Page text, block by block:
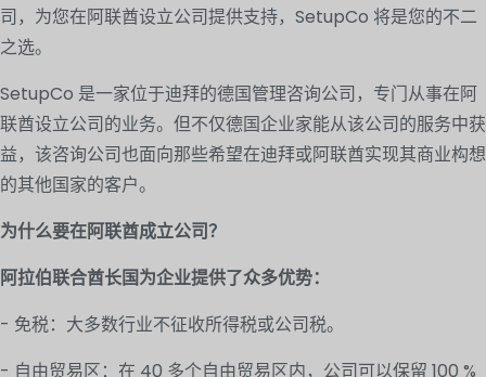
司，为您在阿联酋设立公司提供支持，SetupCo 将是您的不二
之选。
SetupCo 是一家位于迪拜的德国管理咨询公司，专门从事在阿
联酋设立公司的业务。但不仅德国企业家能从该公司的服务中获
益，该咨询公司也面向那些希望在迪拜或阿联酋实现其商业构想
的其他国家的客户。
为什么要在阿联酋成立公司？
阿拉伯联合酋长国为企业提供了众多优势：
- 免税：大多数行业不征收所得税或公司税。
- 自由贸易区：在 40 多个自由贸易区内，公司可以保留 100 %